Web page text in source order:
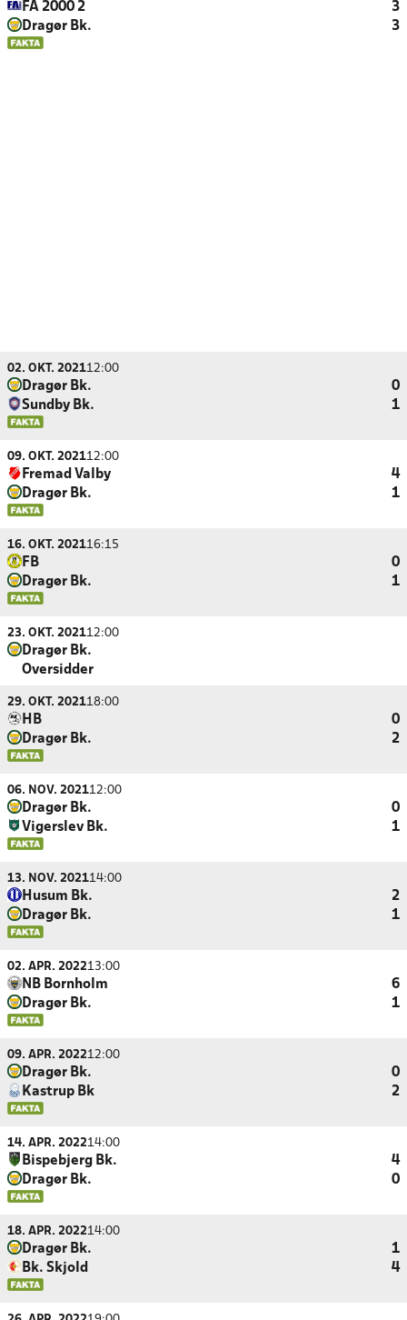
FA 2000 2
3
Dragør Bk.
3
02. OKT. 202112:00
Dragør Bk.
0
Sundby Bk.
1
09. OKT. 202112:00
Fremad Valby
4
Dragør Bk.
1
16. OKT. 202116:15
FB
0
Dragør Bk.
1
23. OKT. 202112:00
Dragør Bk.
Oversidder
29. OKT. 202118:00
HB
0
Dragør Bk.
2
06. NOV. 202112:00
Dragør Bk.
0
Vigerslev Bk.
1
13. NOV. 202114:00
Husum Bk.
2
Dragør Bk.
1
02. APR. 202213:00
NB Bornholm
6
Dragør Bk.
1
09. APR. 202212:00
Dragør Bk.
0
Kastrup Bk
2
14. APR. 202214:00
Bispebjerg Bk.
4
Dragør Bk.
0
18. APR. 202214:00
Dragør Bk.
1
Bk. Skjold
4